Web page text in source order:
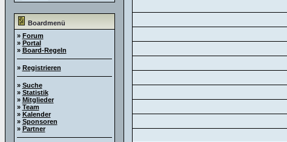
Boardmenü
» Forum
» Portal
» Board-Regeln
» Registrieren
» Suche
» Statistik
» Mitglieder
» Team
» Kalender
» Sponsoren
» Partner